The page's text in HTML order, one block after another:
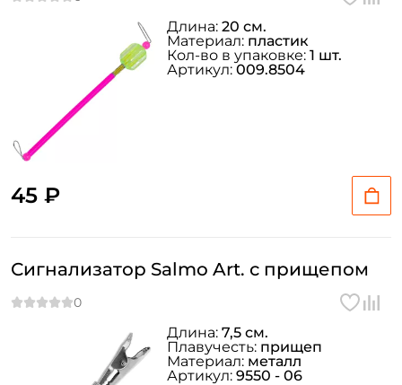
45 ₽
Длина: 20 см.
Материал: пластик
Кол-во в упаковке: 1 шт.
Артикул:009.8504
Сигнализатор Salmo Art. с прищепом
Длина: 7,5 см.
Плавучесть: прищеп
Материал: металл
Артикул: 9550 - 06